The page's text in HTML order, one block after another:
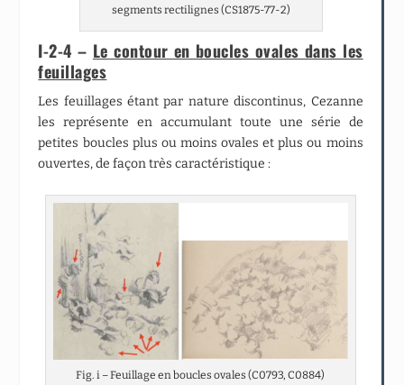
segments rectilignes (CS1875-77-2)
I-2-4 – Le contour en boucles ovales dans les
feuillages
Les feuillages étant par nature discontinus, Cezanne
les représente en accumulant toute une série de
petites boucles plus ou moins ovales et plus ou moins
ouvertes, de façon très caractéristique :
Fig. i – Feuillage en boucles ovales (C0793, C0884)